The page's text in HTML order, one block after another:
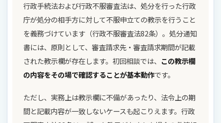
行政手続法および行政不服審査法は、処分を行った行政
庁が処分の相手方に対して不服申立ての教示を行うこと
を義務づけています（行政不服審査法82条）。処分通知
書には、原則として、審査請求先・審査請求期間が記載
された教示欄が存在します。初回相談では、 この教示欄
の内容をその場で確認することが基本動作です。
ただし、実務上は教示欄に不備があったり、法令上の期
間と記載内容が一致しないケースも起こりえます。行政